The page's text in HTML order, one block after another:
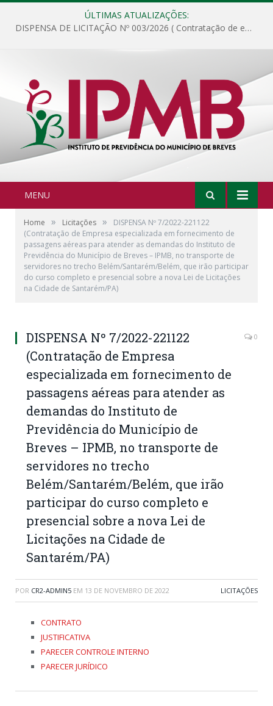
ÚLTIMAS ATUALIZAÇÕES:
DISPENSA DE LICITAÇÃO Nº 003/2026 ( Contratação de empresa para fornecimento de gêneros alimentícios não perecíveis, materiais de expediente, descartáveis, copa e cozinha, para análise e posterior publicação.)
MENU
Home » Licitações »
DISPENSA Nº 7/2022-221122
(Contratação de Empresa especializada em fornecimento de
passagens aéreas para atender as demandas do Instituto de
Previdência do Município de Breves – IPMB, no transporte de
servidores no trecho Belém/Santarém/Belém, que irão participar
do curso completo e presencial sobre a nova Lei de Licitações
na Cidade de Santarém/PA)
DISPENSA Nº 7/2022-221122
(Contratação de Empresa
especializada em fornecimento de
passagens aéreas para atender as
demandas do Instituto de
Previdência do Município de
Breves – IPMB, no transporte de
servidores no trecho
Belém/Santarém/Belém, que irão
participar do curso completo e
presencial sobre a nova Lei de
Licitações na Cidade de
Santarém/PA)
0
POR CR2-ADMIN5 EM 13 DE NOVEMBRO DE 2022 LICITAÇÕES
CONTRATO
JUSTIFICATIVA
PARECER CONTROLE INTERNO
PARECER JURÍDICO